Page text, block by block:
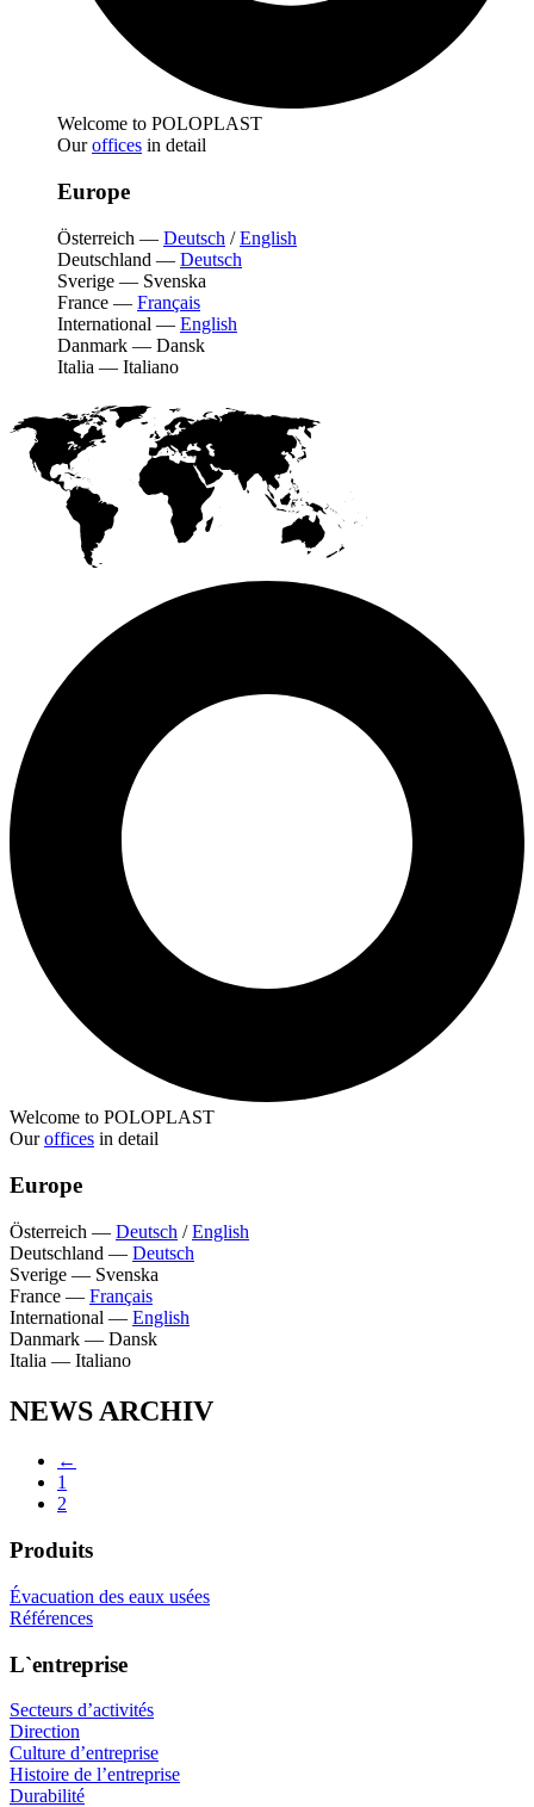
Welcome to POLOPLAST
Ouroffices in detail
Europe
Österreich — Deutsch /English
Deutschland — Deutsch
Sverige — Svenska
France — Français
International — English
Danmark — Dansk
Italia — Italiano
Welcome to POLOPLAST
Ouroffices in detail
Europe
Österreich — Deutsch /English
Deutschland — Deutsch
Sverige — Svenska
France — Français
International — English
Danmark — Dansk
Italia — Italiano
NEWS ARCHIV
←
1
2
Produits
Évacuation des eaux usées
Références
L`entreprise
Secteurs d’activités
Direction
Culture d’entreprise
Histoire de l’entreprise
Durabilité